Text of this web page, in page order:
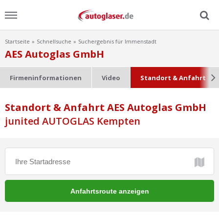
Menu
Home
Ratgeber
Scheibensuche
Startseite Schnellsuche Suchergebnis für Immenstadt
AES Autoglas GmbH
Firmeninformationen Video Standort & Anfahrt
Standort & Anfahrt AES Autoglas GmbH
junited AUTOGLAS Kempten